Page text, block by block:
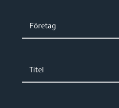
Företag
Titel